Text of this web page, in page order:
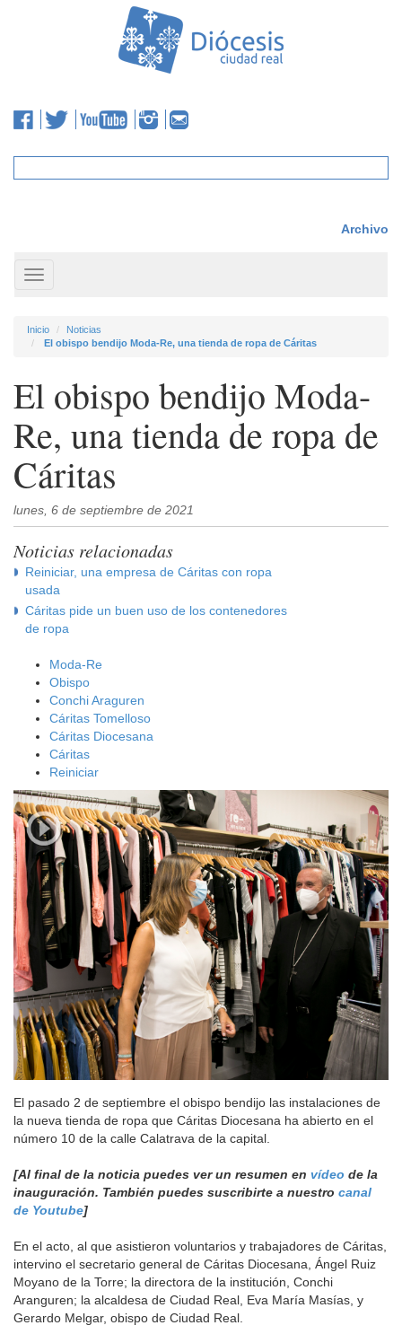
Archivo
Toggle
navigation
Inicio
Noticias
El obispo bendijo Moda-Re, una tienda de ropa de Cáritas
El obispo bendijo Moda-
Re, una tienda de ropa de
Cáritas
lunes, 6 de septiembre de 2021
Noticias relacionadas
Reiniciar, una empresa de Cáritas con ropa
usada
Cáritas pide un buen uso de los contenedores
de ropa
Moda-Re
Obispo
Conchi Araguren
Cáritas Tomelloso
Cáritas Diocesana
Cáritas
Reiniciar
El pasado 2 de septiembre el obispo bendijo las instalaciones de
la nueva tienda de ropa que Cáritas Diocesana ha abierto en el
número 10 de la calle Calatrava de la capital.
[Al final de la noticia puedes ver un resumen en vídeo de la
inauguración. También puedes suscribirte a nuestro canal
de Youtube]
En el acto, al que asistieron voluntarios y trabajadores de Cáritas,
intervino el secretario general de Cáritas Diocesana, Ángel Ruiz
Moyano de la Torre; la directora de la institución, Conchi
Aranguren; la alcaldesa de Ciudad Real, Eva María Masías, y
Gerardo Melgar, obispo de Ciudad Real.